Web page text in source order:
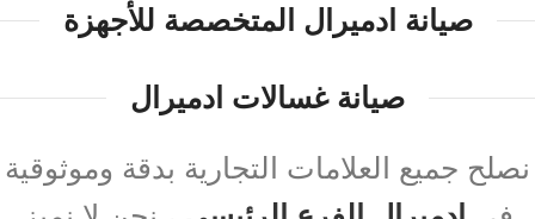
صيانة ادميرال المتخصصة للأجهزة
صيانة غسالات ادميرال
نصلح جميع العلامات التجارية بدقة وموثوقية